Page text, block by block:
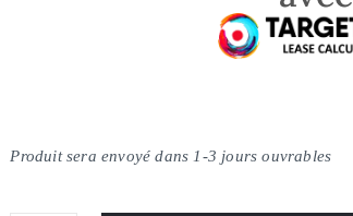
Produit sera envoyé dans 1-3 jours ouvrables